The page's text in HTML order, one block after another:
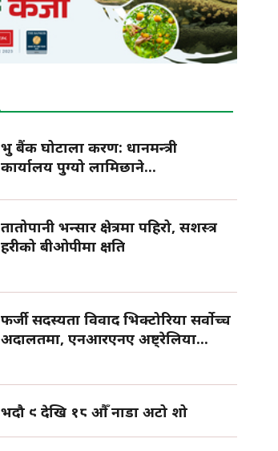
प्रभु बैंक घोटाला प्रकरण: प्रधानमन्त्री
कार्यालय पुग्यो लामिछाने...
तातोपानी भन्सार क्षेत्रमा पहिरो, सशस्त्र
प्रहरीको बीओपीमा क्षति
फर्जी सदस्यता विवाद भिक्टोरिया सर्वोच्च
अदालतमा, एनआरएनए अष्ट्रेलिया...
भदौ ९ देखि १८ औँ नाडा अटो शो